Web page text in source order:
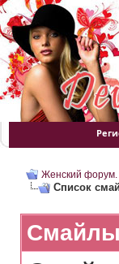
Женский форум.
Список
Смайлы